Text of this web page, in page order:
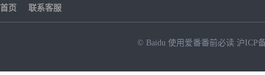
首页 联系客服
© Baidu 使用爱番番前必读 沪ICP